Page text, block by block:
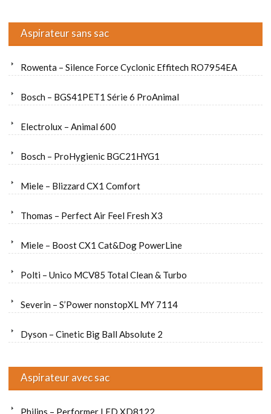
Aspirateur sans sac
Rowenta – Silence Force Cyclonic Effitech RO7954EA
Bosch – BGS41PET1 Série 6 ProAnimal
Electrolux – Animal 600
Bosch – ProHygienic BGC21HYG1
Miele – Blizzard CX1 Comfort
Thomas – Perfect Air Feel Fresh X3
Miele – Boost CX1 Cat&Dog PowerLine
Polti – Unico MCV85 Total Clean & Turbo
Severin – S’Power nonstopXL MY 7114
Dyson – Cinetic Big Ball Absolute 2
Aspirateur avec sac